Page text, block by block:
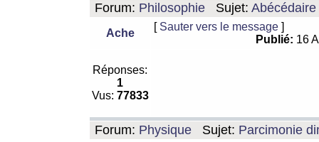
Forum: Philosophie Sujet: Abécédaire
Ache
[ Sauter vers le message ]
Publié: 16
Réponses:
1
Vus: 77833
Forum: Physique Sujet: Parcimonie